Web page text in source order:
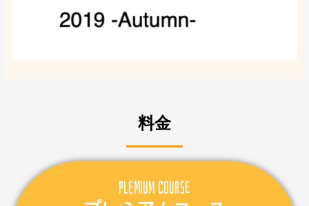
料金
Plemium Course